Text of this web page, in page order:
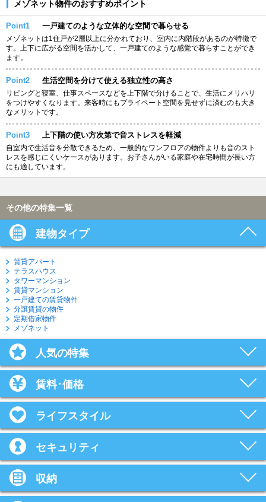
メゾネット物件のおすすめポイント
Point1 一戸建てのような立体的な空間で暮らせる
メゾネットは1住戸が2層以上に分かれており、室内に内階段があるのが特徴で
す。上下に広がる空間を活かして、一戸建てのような感覚で暮らすことができ
ます。
Point2 生活空間を分けて使える独立性の高さ
リビングと寝室、仕事スペースなどを上下階で分けることで、生活にメリハリ
をつけやすくなります。来客時にもプライベート空間を見せずに済むのも大き
なメリットです。
Point3 上下階の使い方次第で音ストレスを軽減
自室内で生活音を分散できるため、一般的なワンフロアの物件よりも音のスト
レスを感じにくいケースがあります。お子さんがいる家庭や在宅時間が長い方
にも適しています。
その他の特集一覧
建物タイプ
賃貸アパート
テラスハウス
タワーマンション
賃貸マンション
一戸建ての賃貸物件
分譲賃貸の物件
定期借家物件
メゾネット
人気の特集
賃料･価格
ライフスタイル
セキュリティ
収納